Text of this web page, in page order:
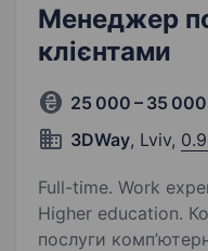
Менеджер
клієнтами
25 000 – 35
3DWay, Lviv,
Full-time. Work
Higher education. Команда 3DWAY, надає
послуги